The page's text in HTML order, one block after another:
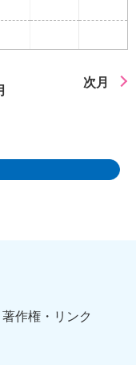
次月
作権・リンク